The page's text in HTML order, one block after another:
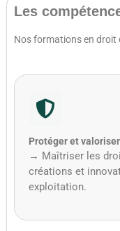
Les
Nos formations en droit
Protéger et
→ Maîtriser les
créations et
exploitation.